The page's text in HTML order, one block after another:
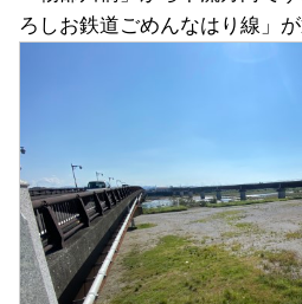
ろしお鉄道ごめんなはり線」が